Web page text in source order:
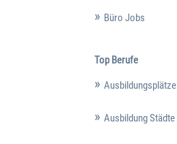
Büro Jobs
Top Berufe
Ausbildungsplätze
Ausbildung Städte